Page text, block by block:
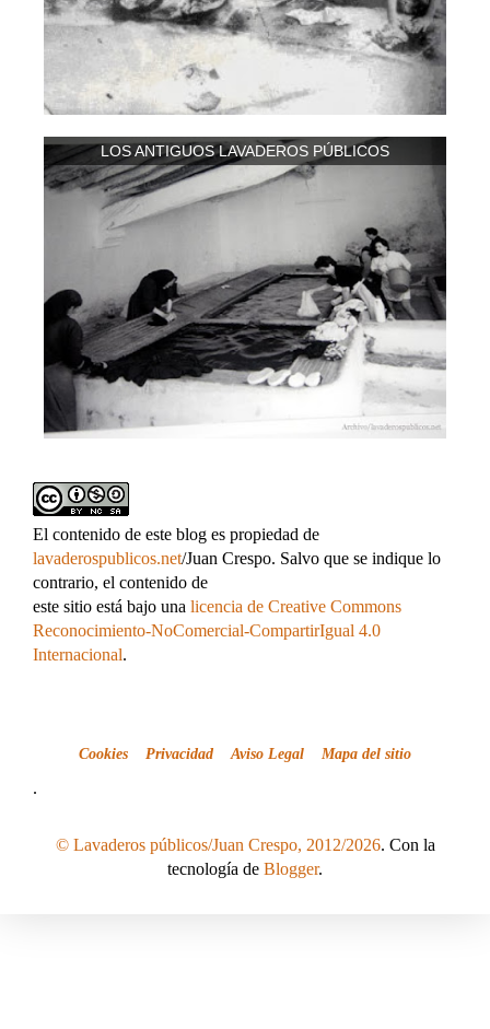
LOS ANTIGUOS LAVADEROS PÚBLICOS
El contenido de este blog es propiedad de
lavaderospublicos.net/Juan Crespo. Salvo que se indique lo
contrario, el contenido de
este sitio está bajo una licencia de Creative Commons
Reconocimiento-NoComercial-CompartirIgual 4.0
Internacional.
Cookies Privacidad Aviso Legal Mapa del sitio
.
© Lavaderos públicos/Juan Crespo, 2012/2026. Con la
tecnología de Blogger.